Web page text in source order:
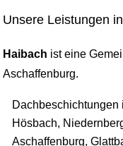
Unsere Leistungen
Haibach ist eine
Aschaffenburg.
Hösbach,
Aschaffenburg,